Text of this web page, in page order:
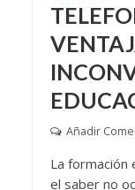
Añadir
La formación
el saber no